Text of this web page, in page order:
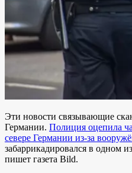
Эти новости связывающие
Германии. Полиция оцепила
севере Германии из-за
забаррикадировался в одном
пишет газета Bild.